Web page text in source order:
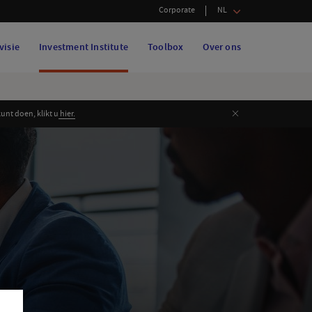
Corporate NL
Investment Institute Toolbox Over ons
doen, klikt u hier. Sluiten